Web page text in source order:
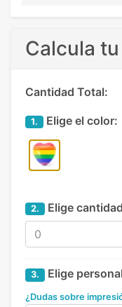
Calcula
Cantidad Total:
1. Elige el color:
2. Elige
3. Elige
¿Dudas sobre